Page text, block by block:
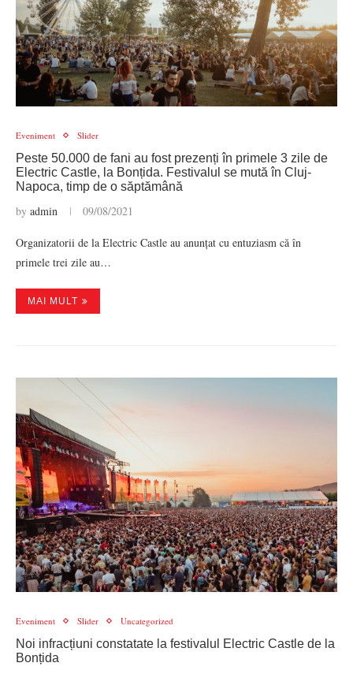
Eveniment Slider
Peste 50.000 de fani au fost prezenți în primele 3 zile de
Electric Castle, la Bonțida. Festivalul se mută în Cluj-
Napoca, timp de o săptămână
by admin 09/08/2021
Organizatorii de la Electric Castle au anunțat cu entuziasm că în
primele trei zile au…
MAI MULT
Eveniment Slider Uncategorized
Noi infracțiuni constatate la festivalul Electric Castle de la
Bonțida